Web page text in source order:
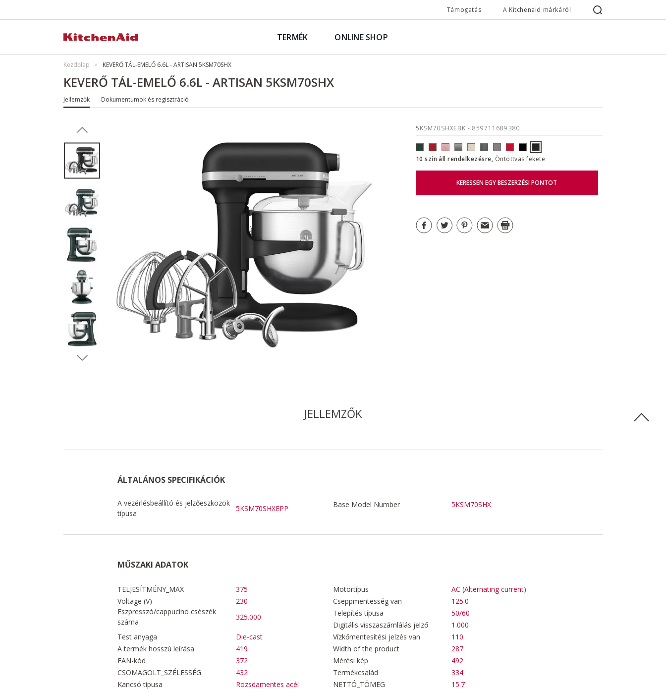
Támogatás A Kitchenaid márkáról
TERMÉK ONLINE SHOP
Kezdőlap KEVERŐ TÁL-EMELŐ 6.6L - ARTISAN 5KSM70SHX
KEVERŐ TÁL-EMELŐ 6.6L - ARTISAN 5KSM70SHX
Jellemzők Dokumentumok és regisztráció
5KSM70SHXEBK - 859711689380
10 szín áll rendelkezésre, Öntöttvas fekete
KERESSEN EGY BESZERZÉSI PONTOT
JELLEMZŐK
ÁLTALÁNOS SPECIFIKÁCIÓK
A vezérlésbeállító és jelzőeszközök
típusa
5KSM70SHXEPP Base Model Number 5KSM70SHX
MŰSZAKI ADATOK
TELJESÍTMÉNY_MAX 375 Motortípus
AC (Alternating current)
Voltage (V)
230 Cseppmentesség van
125.0
Eszpresszó/cappucino csészék
száma
325.000 Telepítés típusa
50/60
Digitális visszaszámlálás jelző
1.000
Test anyaga
Die-cast Vízkőmentesítési jelzés van
110
A termék hosszú leírása
419 Width of the product
287
EAN-kód
372 Mérési kép
492
CSOMAGOLT_SZÉLESSÉG
432 Termékcsalád
334
Kancsó típusa
Rozsdamentes acél NETTÓ_TÖMEG
15.7